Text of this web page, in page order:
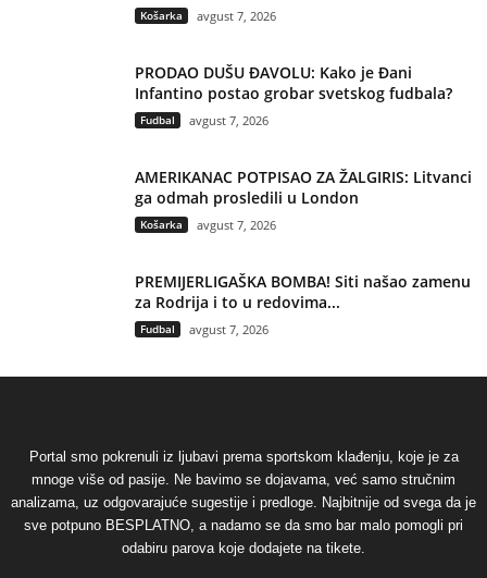
Košarka avgust 7, 2026
PRODAO DUŠU ĐAVOLU: Kako je Đani
Infantino postao grobar svetskog fudbala?
Fudbal avgust 7, 2026
AMERIKANAC POTPISAO ZA ŽALGIRIS: Litvanci
ga odmah prosledili u London
Košarka avgust 7, 2026
PREMIJERLIGAŠKA BOMBA! Siti našao zamenu
za Rodrija i to u redovima...
Fudbal avgust 7, 2026
Portal smo pokrenuli iz ljubavi prema sportskom klađenju, koje je za
mnoge više od pasije. Ne bavimo se dojavama, već samo stručnim
analizama, uz odgovarajuće sugestije i predloge. Najbitnije od svega da je
sve potpuno BESPLATNO, a nadamo se da smo bar malo pomogli pri
odabiru parova koje dodajete na tikete.